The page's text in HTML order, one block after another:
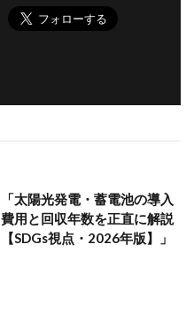
「太陽光発電・蓄電池の導入
費用と回収年数を正直に解説
【SDGs視点・2026年版】」